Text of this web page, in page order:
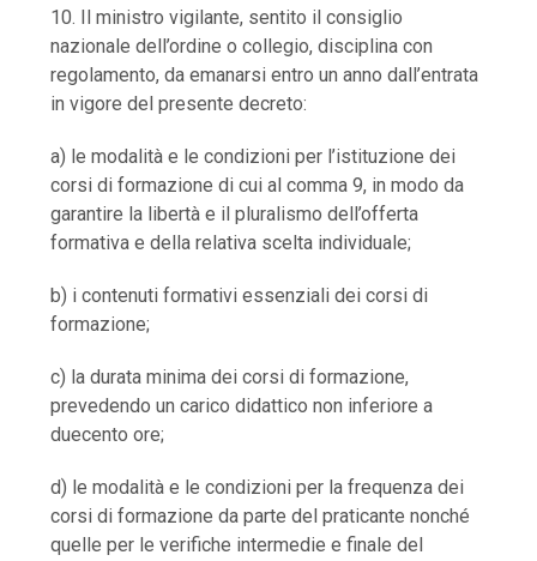
10. Il ministro vigilante, sentito il consiglio
nazionale dell’ordine o collegio, disciplina con
regolamento, da emanarsi entro un anno dall’entrata
in vigore del presente decreto:
a) le modalità e le condizioni per l’istituzione dei
corsi di formazione di cui al comma 9, in modo da
garantire la libertà e il pluralismo dell’offerta
formativa e della relativa scelta individuale;
b) i contenuti formativi essenziali dei corsi di
formazione;
c) la durata minima dei corsi di formazione,
prevedendo un carico didattico non inferiore a
duecento ore;
d) le modalità e le condizioni per la frequenza dei
corsi di formazione da parte del praticante nonché
quelle per le verifiche intermedie e finale del